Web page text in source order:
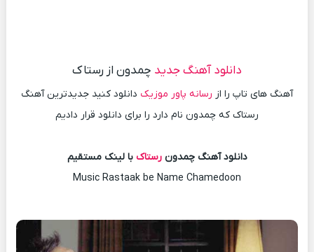
دانلود آهنگ جدید چمدون از رستاک
آهنگ های تاپ را از رسانه پاور موزیک دانلود کنید جدیدترین آهنگ
رستاک که چمدون نام دارد را برای دانلود قرار دادیم
دانلود آهنگ چمدونرستاکبا لینک مستقیم
Music Rastaak be Name Chamedoon